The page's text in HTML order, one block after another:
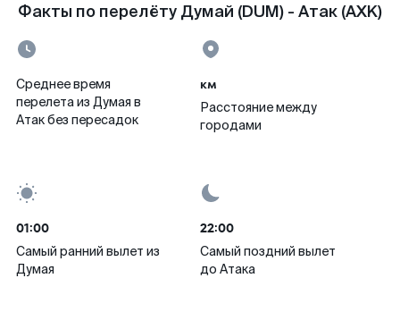
Факты по перелёту Думай (DUM) - Атак (AXK)
Среднее время
перелета из Думая в
Атак без пересадок
км
Расстояние между
городами
01:00
Самый ранний вылет из
Думая
22:00
Самый поздний вылет
до Атака